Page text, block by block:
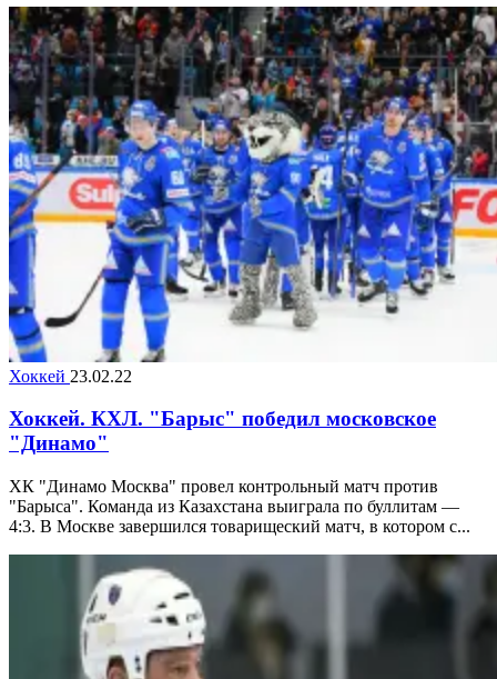
Хоккей 23.02.22
Хоккей. КХЛ. "Барыс" победил московское
"Динамо"
ХК "Динамо Москва" провел контрольный матч против
"Барыса". Команда из Казахстана выиграла по буллитам —
4:3. В Москве завершился товарищеский матч, в котором с...